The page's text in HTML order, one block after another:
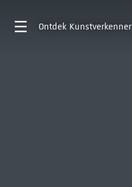
Ontdek Kunstverkenner